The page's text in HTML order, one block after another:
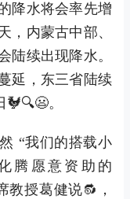
降水将会率先增
，内蒙古中部、
陆续出现降水。
延，东三省陆续
。
“我们的搭载小
腾愿意资助的
教授葛健说🔂，